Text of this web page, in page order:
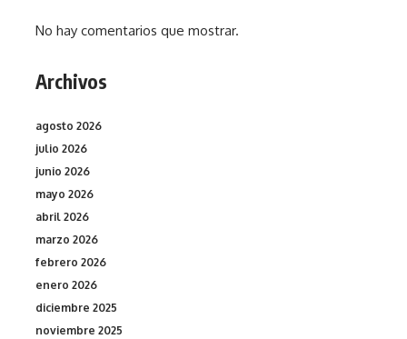
No hay comentarios que mostrar.
Archivos
agosto 2026
julio 2026
junio 2026
mayo 2026
abril 2026
marzo 2026
febrero 2026
enero 2026
diciembre 2025
noviembre 2025